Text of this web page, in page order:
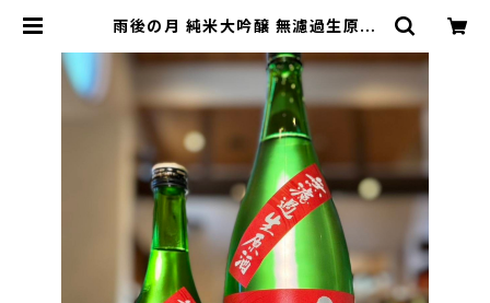
雨後の月 純米大吟醸 無濾過生原酒
呉市仁方本町） | 【BASE公式】福原
酒店｜創業1928年・広島の日本酒・
限定酒を全国通販